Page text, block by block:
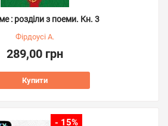
: розділи з поеми. Кн. 3
Фірдоусі А.
289,00 грн
Купити
- 15%